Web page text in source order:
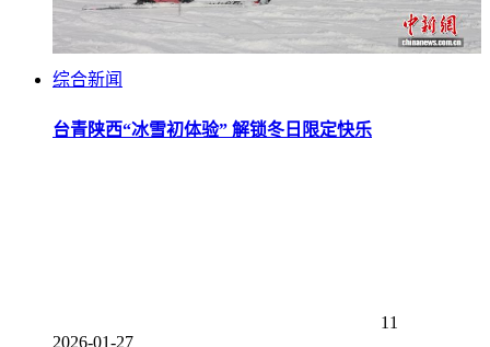
综合新闻
台青陕西“冰雪初体验” 解锁冬日限定快乐
11
2026-01-27